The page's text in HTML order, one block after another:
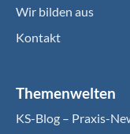
Wir bilden aus
Kontakt
Themenwelten
KS-Blog – Praxis-